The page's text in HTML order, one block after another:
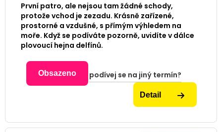
První patro, ale nejsou tam žádné schody,
protože vchod je zezadu. Krásně zařízené,
prostorné a vzdušné, s přímým výhledem na
moře. Když se podíváte pozorně, uvidíte v dálce
plovoucí hejna delfínů.
Obsazeno podívej se na jiný termín?
Detail